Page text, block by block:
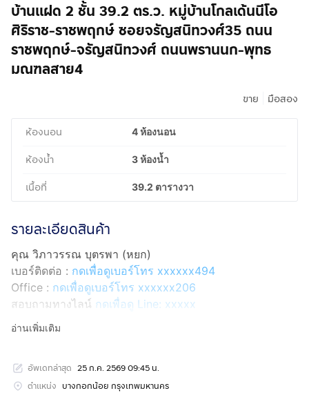
บ้านเเฝด 2 ชั้น 39.2 ตร.ว. หมู่บ้านโกลเด้นนีโอ
ศิริราช-ราชพฤกษ์ ซอยจรัญสนิทวงศ์35 ถนน
ราชพฤกษ์-จรัญสนิทวงศ์ ถนนพรานนก-พุทธ
มณฑลสาย4
ขาย มือสอง
ห้องนอน 4 ห้องนอน
ห้องน้ำ 3 ห้องน้ำ
เนื้อที่ 39.2 ตารางวา
รายละเอียดสินค้า
คุณ วิภาวรรณ บุตรพา (หยก)
เบอร์ติดต่อ : กดเพื่อดูเบอร์โทร xxxxxx494
Office : กดเพื่อดูเบอร์โทร xxxxxx206
สอบถามทางไลน์ กดเพื่อดู Line: xxxxx
Line ID: @interhome
ขนาด 39.2 ตร.ว.
อ่านเพิ่มเติม
อัพเดทล่าสุด 25 ก.ค. 2569 09:45 น.
ตำแหน่ง บางกอกน้อย กรุงเทพมหานคร